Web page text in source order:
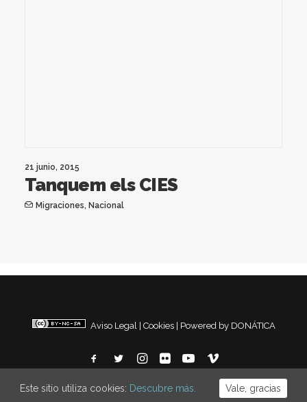
21 junio, 2015
Tanquem els CIES
Migraciones, Nacional
Aviso Legal Cookies Powered by DONÁTICA
Este sitio utiliza cookies: Descubre más. Vale, gracias